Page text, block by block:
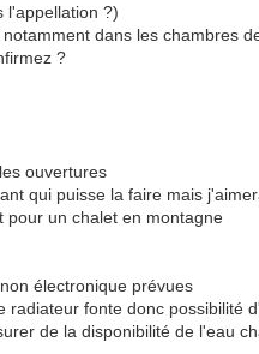
l'appellation ?)
dans les chambres
?
ouvertures
qui puisse la faire mais
pour un chalet en montagne
électronique prévues
fonte donc possibilité
de la disponibilité de l'eau